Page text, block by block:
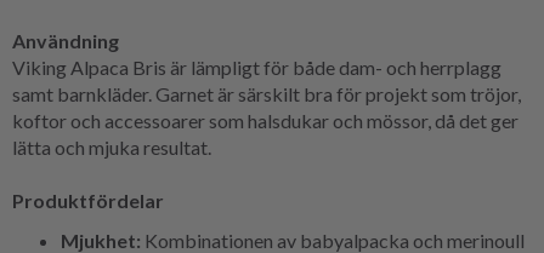
Användning
Viking Alpaca Bris är lämpligt för både dam- och herrplagg
samt barnkläder. Garnet är särskilt bra för projekt som tröjor,
koftor och accessoarer som halsdukar och mössor, då det ger
lätta och mjuka resultat.
Produktfördelar
Mjukhet: Kombinationen av babyalpacka och merinoull